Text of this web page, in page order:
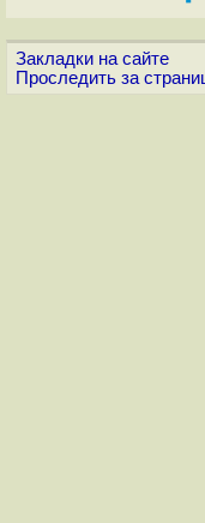
Закладки на сайте
Проследить за